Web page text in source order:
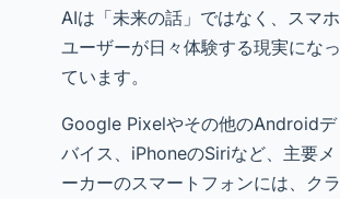
AIは「未来の話」ではなく、スマホ
ユーザーが日々体験する現実になっ
ています。
Google Pixelやその他のAndroidデ
バイス、iPhoneのSiriなど、主要メ
ーカーのスマートフォンには、クラ